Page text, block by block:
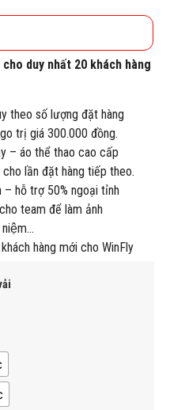
duy nhất 20 khách hàng
theo số lượng đặt hàng
trị giá 300.000 đồng.
– áo thể thao cao cấp
lần đặt hàng tiếp theo.
– hỗ trợ 50% ngoại tỉnh
team để làm ảnh
niệm…
hàng mới cho WinFly